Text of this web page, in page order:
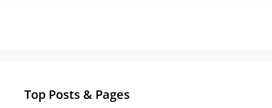
Top Posts & Pages